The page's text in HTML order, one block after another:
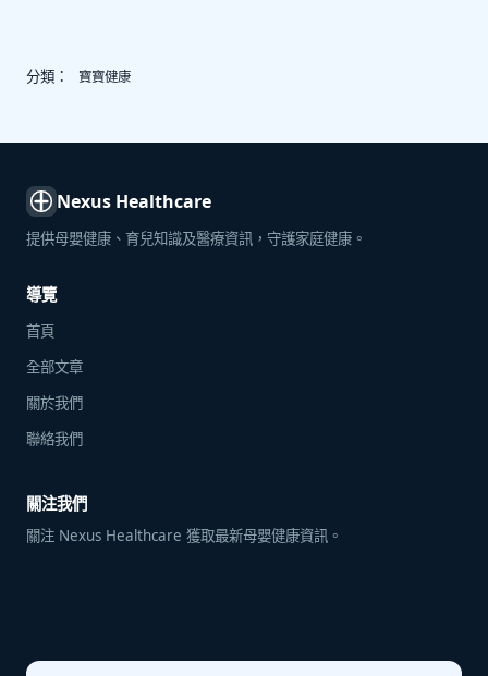
分類： 寶寶健康
Nexus Healthcare
提供母嬰健康、育兒知識及醫療資訊，守護家庭健康。
導覽
首頁
全部文章
關於我們
聯絡我們
關注我們
關注 Nexus Healthcare 獲取最新母嬰健康資訊。